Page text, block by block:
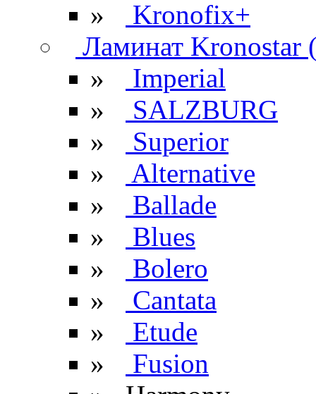
»
Kronofix+
Ламинат Kronostar
»
Imperial
»
SALZBURG
»
Superior
»
Alternative
»
Ballade
»
Blues
»
Bolero
»
Cantata
»
Etude
»
Fusion